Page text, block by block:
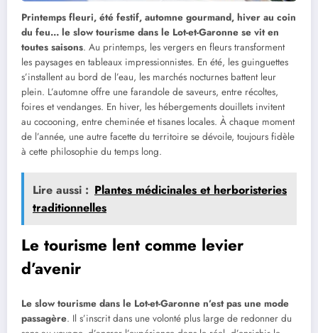
Printemps fleuri, été festif, automne gourmand, hiver au coin
du feu… le slow tourisme dans le Lot-et-Garonne se vit en
toutes saisons. Au printemps, les vergers en fleurs transforment
les paysages en tableaux impressionnistes. En été, les guinguettes
s’installent au bord de l’eau, les marchés nocturnes battent leur
plein. L’automne offre une farandole de saveurs, entre récoltes,
foires et vendanges. En hiver, les hébergements douillets invitent
au cocooning, entre cheminée et tisanes locales. À chaque moment
de l’année, une autre facette du territoire se dévoile, toujours fidèle
à cette philosophie du temps long.
Lire aussi : Plantes médicinales et herboristeries
traditionnelles
Le tourisme lent comme levier
d’avenir
Le slow tourisme dans le Lot-et-Garonne n’est pas une mode
passagère. Il s’inscrit dans une volonté plus large de redonner du